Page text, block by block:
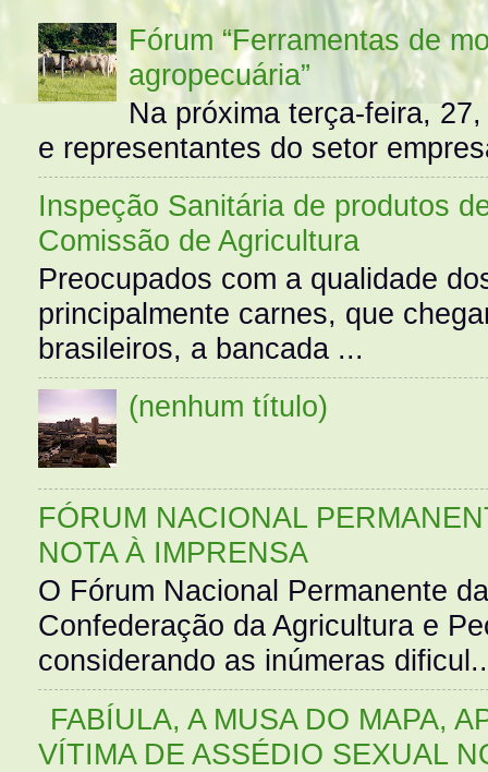
Fórum “Ferramentas de
agropecuária”
Na próxima terça-feira,
e representantes do setor
Inspeção Sanitária de produtos
Comissão de Agricultura
Preocupados com a qualidade
principalmente carnes, que
brasileiros, a bancada ...
(nenhum título)
FÓRUM NACIONAL
NOTA À IMPRENSA
O Fórum Nacional Permanente
Confederação da Agricultura e
considerando as inúmeras
FABÍULA, A MUSA DO MAPA,
VÍTIMA DE ASSÉDIO SEXUAL